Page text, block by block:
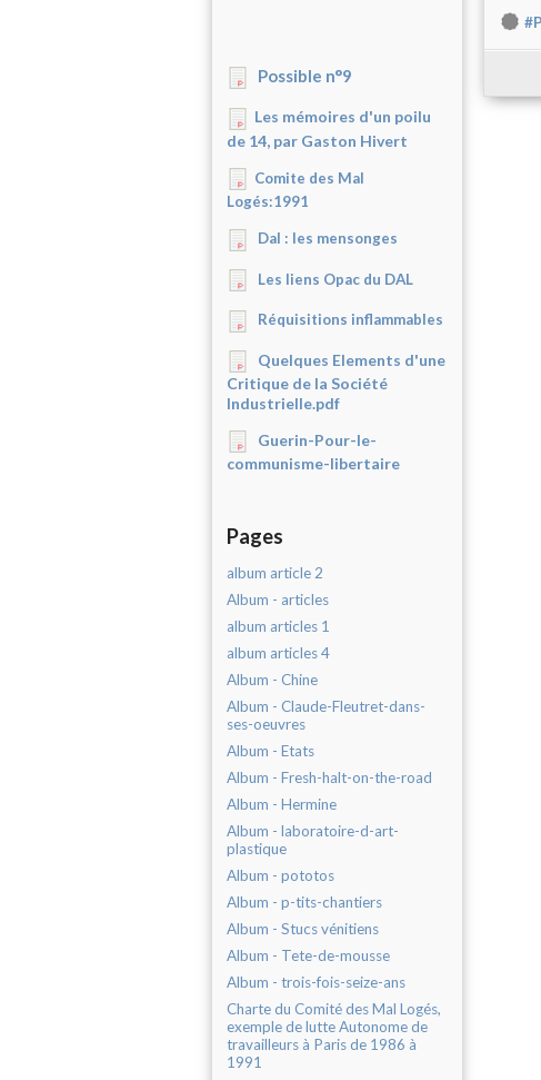
Possible n°9
Les mémoires d'un poilu
de 14, par Gaston Hivert
Comite des Mal
Logés:1991
Dal : les mensonges
Les liens Opac du DAL
Réquisitions inflammables
Quelques Elements d'une
Critique de la Société
Industrielle.pdf
Guerin-Pour-le-
communisme-libertaire
Pages
album article 2
Album - articles
album articles 1
album articles 4
Album - Chine
Album - Claude-Fleutret-dans-
ses-oeuvres
Album - Etats
Album - Fresh-halt-on-the-road
Album - Hermine
Album - laboratoire-d-art-
plastique
Album - pototos
Album - p-tits-chantiers
Album - Stucs vénitiens
Album - Tete-de-mousse
Album - trois-fois-seize-ans
Charte du Comité des Mal Logés,
exemple de lutte Autonome de
travailleurs à Paris de 1986 à
1991